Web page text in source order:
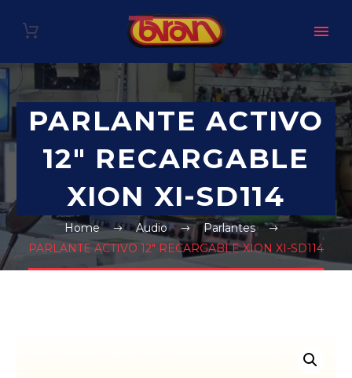
PARLANTE ACTIVO
12″ RECARGABLE
XION XI-SD114
Home Audio
Parlantes
PARLANTE ACTIVO 12″ RECARGABLE XION XI-SD114